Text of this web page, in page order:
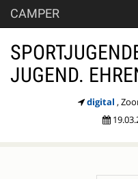
CAMPER
JUGEND.
digital ,